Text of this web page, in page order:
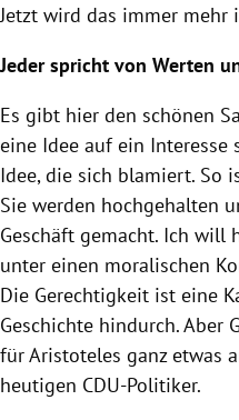
Jetzt wird das immer
Jeder spricht von Werten
Es gibt hier den schönen
eine Idee auf ein
Idee, die sich blamiert. So
Sie werden hochgehalten
Geschäft gemacht. Ich
unter einen moralischen
Die Gerechtigkeit ist eine
Geschichte hindurch. Aber
fürAristoteles ganz etwas
heutigen CDU-Politiker.